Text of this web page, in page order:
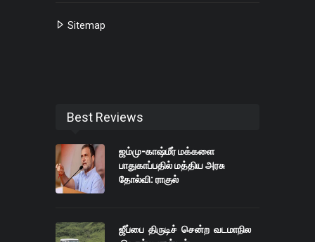
Sitemap
Best Reviews
ஜம்மு-காஷ்மீர் மக்களை
பாதுகாப்பதில் மத்திய அரசு
தோல்வி: ராகுல்
ஜீப்பை திருடிச் சென்ற வடமாநில